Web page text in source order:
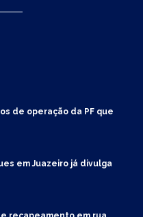
de operação da PF que
em Juazeiro já divulga